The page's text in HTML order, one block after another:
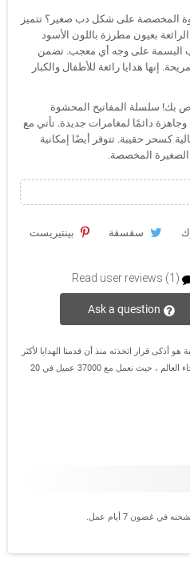
المخصصة على شكل دب صغير؟ تتميز
بعيون مطرزة باللون الأسود
البسمة على وجه أي معجب. تضمن
إنها هدايا رائعة للأطفال والكبار
بك! سلسلة المفاتيح المحشوة
وجاهزة دائمًا لمغامرات جديدة. تأتي مع
كسحر حقيبة. تتوفر أيضًا إمكانية
المخصصة.
سقسقة بينتيريست
هو أذكى قرار اتخذته منذ أن قدمنا الهدايا لأكثر
من 50 علامة تجارية مشهورة في جميع أنحاء العالم ، حيث نعمل مع 37000 عميل في 20
غضون 7 أيام عمل.